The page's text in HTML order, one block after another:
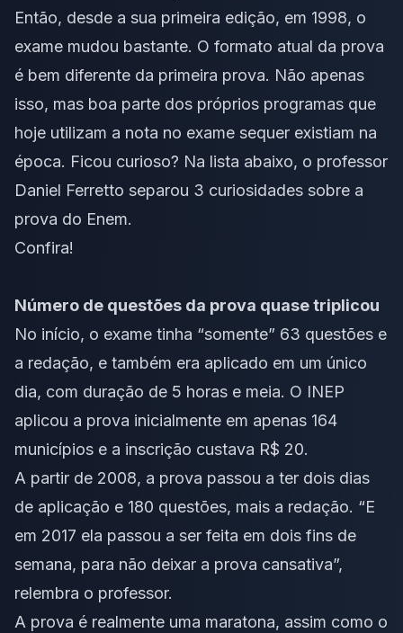
Então, desde a sua primeira edição, em 1998, o
exame mudou bastante. O formato atual da prova
é bem diferente da primeira prova. Não apenas
isso, mas boa parte dos próprios programas que
hoje utilizam a nota no exame sequer existiam na
época. Ficou curioso? Na lista abaixo, o professor
Daniel Ferretto separou 3 curiosidades sobre a
prova do Enem.
Confira!
Número de questões da prova quase triplicou
No início, o exame tinha “somente” 63 questões e
a redação, e também era aplicado em um único
dia, com duração de 5 horas e meia. O INEP
aplicou a prova inicialmente em apenas 164
municípios e a inscrição custava R$ 20.
A partir de 2008, a prova passou a ter dois dias
de aplicação e 180 questões, mais a redação. “E
em 2017 ela passou a ser feita em dois fins de
semana, para não deixar a prova cansativa”,
relembra o professor.
A prova é realmente uma maratona, assim como o